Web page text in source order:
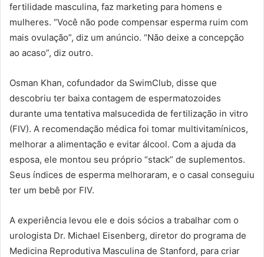
fertilidade masculina, faz marketing para homens e
mulheres. “Você não pode compensar esperma ruim com
mais ovulação”, diz um anúncio. “Não deixe a concepção
ao acaso”, diz outro.
Osman Khan, cofundador da SwimClub, disse que
descobriu ter baixa contagem de espermatozoides
durante uma tentativa malsucedida de fertilização in vitro
(FIV). A recomendação médica foi tomar multivitamínicos,
melhorar a alimentação e evitar álcool. Com a ajuda da
esposa, ele montou seu próprio “stack” de suplementos.
Seus índices de esperma melhoraram, e o casal conseguiu
ter um bebê por FIV.
A experiência levou ele e dois sócios a trabalhar com o
urologista Dr. Michael Eisenberg, diretor do programa de
Medicina Reprodutiva Masculina de Stanford, para criar